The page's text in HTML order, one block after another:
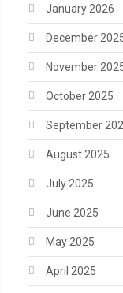
January 2026
December
November
October 2025
September
August 2025
July 2025
June 2025
May 2025
April 2025